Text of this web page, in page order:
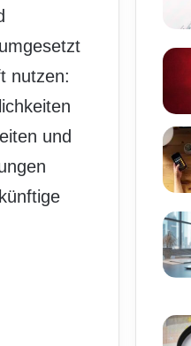
nutzen:
und